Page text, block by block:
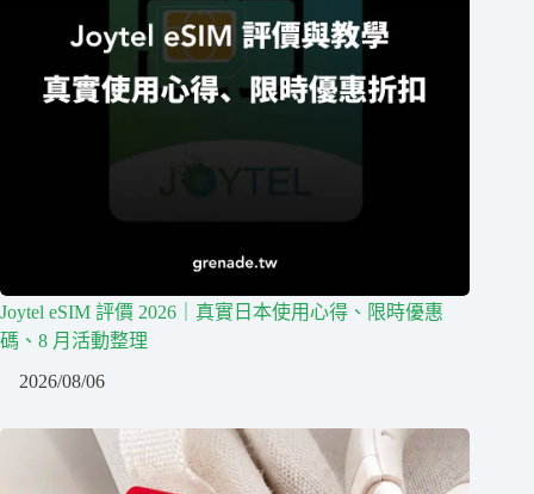
Joytel eSIM 評價 2026｜真實日本使用心得、限時優惠
碼、8 月活動整理
2026/08/06